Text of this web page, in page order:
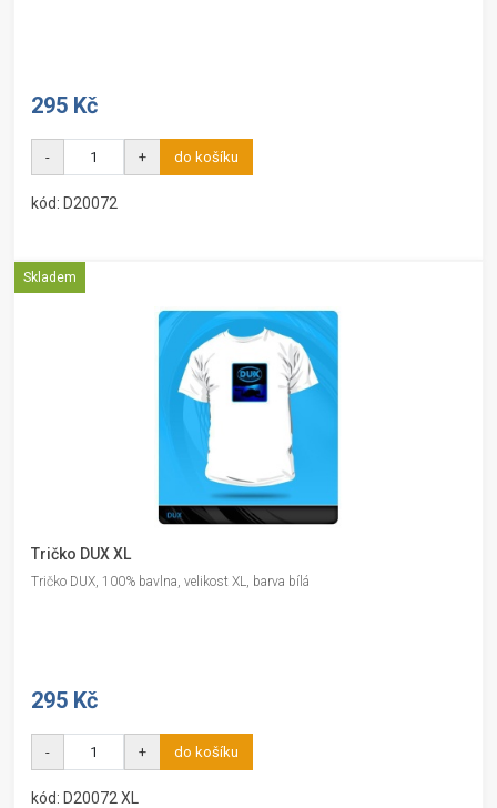
295 Kč
- + do košíku
kód: D20072
Skladem
Tričko DUX XL
Tričko DUX, 100% bavlna, velikost XL, barva bílá
295 Kč
- + do košíku
kód: D20072 XL